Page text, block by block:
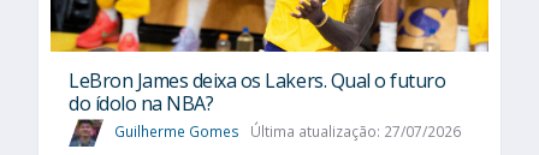
LeBron James deixa os Lakers. Qual o futuro
do ídolo na NBA?
Guilherme Gomes Última atualização: 27/07/2026